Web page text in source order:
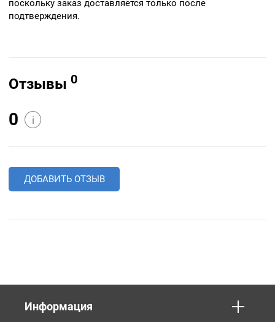
поскольку заказ доставляется только после
подтверждения.
Отзывы 0
0 i
ДОБАВИТЬ ОТЗЫВ
Информация